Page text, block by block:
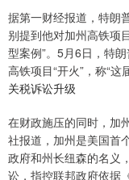
据第一财经报道，特朗
别提到他对加州高铁项
型案例”。5月6日，特
高铁项目“开火”，称“
关税诉讼升级
在财政施压的同时，加
社报道，加州是美国首
政府和州长纽森的名义
讼，指控联邦政府依据